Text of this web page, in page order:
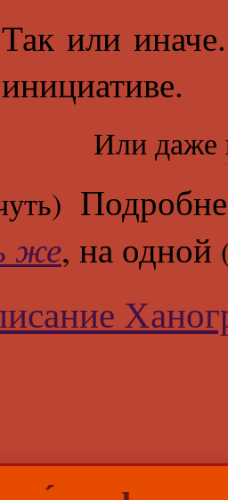
Так или
инициативе.
Или даже
же, на одной